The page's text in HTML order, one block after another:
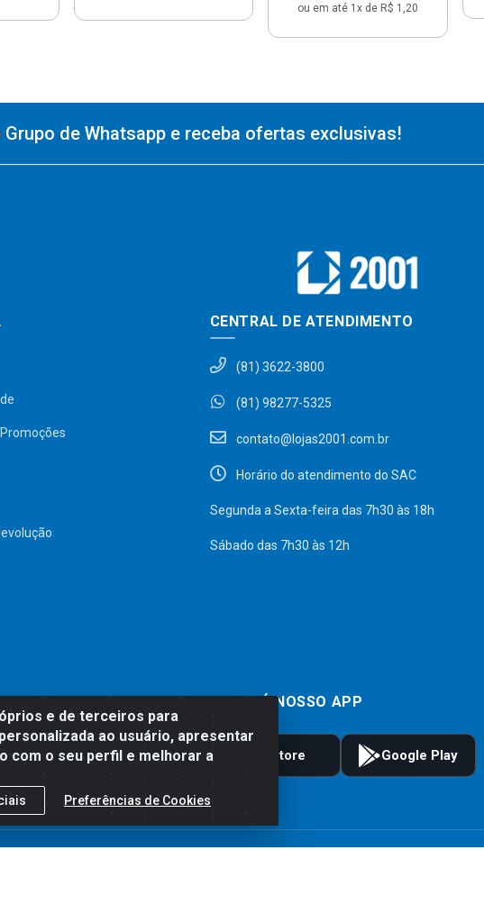
ou em até 1x de R$ 1,20
e de terceiros para
ao usuário, apresentar
com o seu perfil e melhorar a
Preferências de Cookies
de Whatsapp e receba ofertas exclusivas!
CENTRAL DE ATENDIMENTO
(81) 3622-3800
(81) 98277-5325
contato@lojas2001.com.br
Horário do atendimento do SAC
Segunda a Sexta-feira das 7h30 às 18h
Sábado das 7h30 às 12h
BAIXE JÁ NOSSO APP